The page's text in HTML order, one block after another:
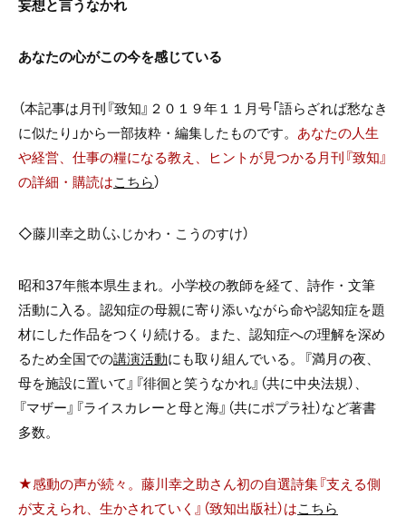
妄想と言うなかれ
あなたの心がこの今を感じている
（本記事は月刊『致知』２０１９年１１月号「語らざれば愁なき
に似たり」から一部抜粋・編集したものです。 あなたの人生
や経営、仕事の糧になる教え、ヒントが見つかる月刊『致知』
の詳細・購読はこちら）
◇藤川幸之助（ふじかわ・こうのすけ）
昭和37年熊本県生まれ。小学校の教師を経て、詩作・文筆
活動に入る。認知症の母親に寄り添いながら命や認知症を題
材にした作品をつくり続ける。また、認知症への理解を深め
るため全国での講演活動にも取り組んでいる。『満月の夜、
母を施設に置いて』『徘徊と笑うなかれ』（共に中央法規）、
『マザー』『ライスカレーと母と海』（共にポプラ社）など著書
多数。
★感動の声が続々。藤川幸之助さん初の自選詩集『支える側
が支えられ、生かされていく』（致知出版社）はこちら